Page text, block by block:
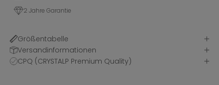
2 Jahre Garantie
Größentabelle
Versandinformationen
CPQ (CRYSTALP Premium Quality)